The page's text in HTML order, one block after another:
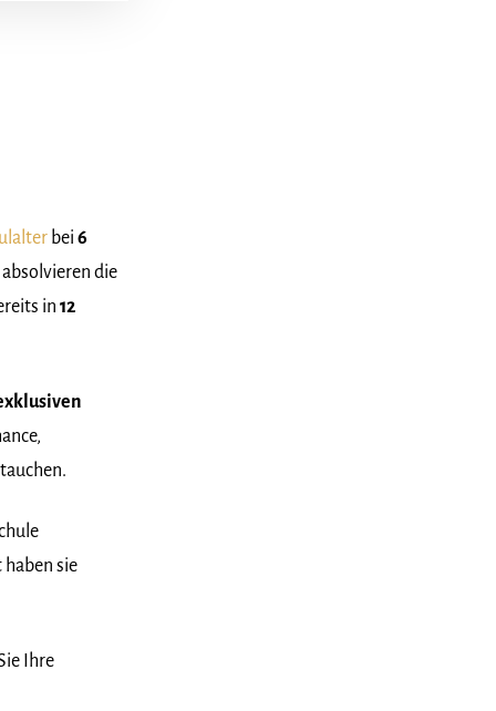
bei 6
absolvieren die
in 12
sie
Ihre